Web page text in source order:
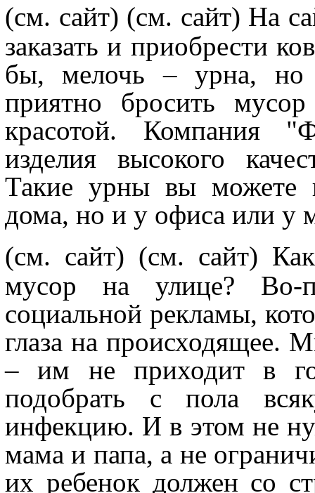
(см. сайт) (см. сайт) На
заказать и приобрести
бы, мелочь – урна, но
приятно бросить
красотой. Компания
изделия высокого
Такие урны вы можете
дома, но и у офиса или у
(см. сайт) (см. сайт)
мусор на улице? Во-
социальной рекламы,
глаза на происходящее.
– им не приходит в
подобрать с пола
инфекцию. И в этом не
мама и папа, а не
их ребенок должен со